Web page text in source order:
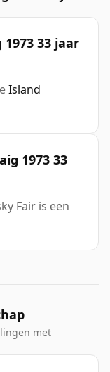
33 jaar
Island
1973 33
Fair is een
met